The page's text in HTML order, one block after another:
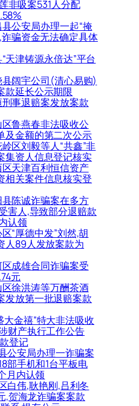
非吸案531人分配
公安局办理一起“掩
骗资金无法确定具体
天津铸源永倍达”平台
阔宇公司(清心易购)
款延长公示期限
事退赔案发放案款
鲁燕春非法吸收公
及金额的第二次公示
区刘毅等人“共鑫”非
集资人信息登记核实
天津百利恒信资产
相关案件信息核实登
陈诚诈骗案在多方
害人,导致部分退赔款
认领
“厚德中发”刘然,胡
人89人发放案款为
成雄合同诈骗案受
元
徐洪涛等万酬茶酒
发放第一批退赔案款
大金禧”特大非法吸收
财产执行工作公告
登记
公安局办理一诈骗案
部手机和1台平板电
月内认领
白伟,耿艳刚,吕利冬
,贺海龙诈骗案案款